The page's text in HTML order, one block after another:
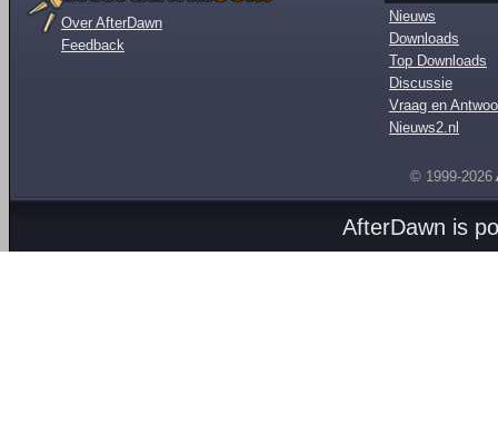
Over AfterDawn
Feedback
Nieuws
Downloads
Top Downloads
Discussie
Vraag en
Nieuws2.nl
© 1999-2026
AfterDawn is